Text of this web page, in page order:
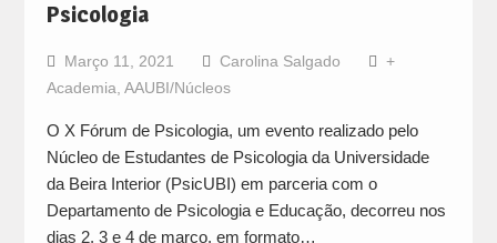
Psicologia
Março 11, 2021 Carolina Salgado
+
Academia AAUBI/Núcleos
O X Fórum de Psicologia, um evento realizado pelo
Núcleo de Estudantes de Psicologia da Universidade
da Beira Interior (PsicUBI) em parceria com o
Departamento de Psicologia e Educação, decorreu nos
dias 2, 3 e 4 de março, em formato…